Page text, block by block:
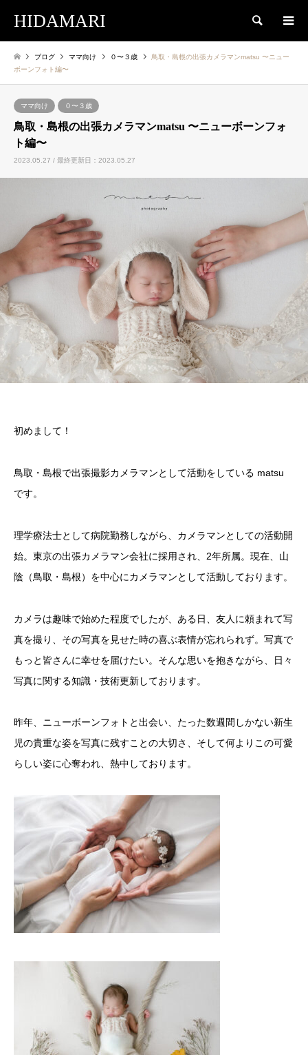
HIDAMARI 検索
ブログ ママ向け ０〜３歳
鳥取・島根の出張カメラマンmatsu 〜ニュー
ボーンフォト編〜
ママ向け ０〜３歳
鳥取・島根の出張カメラマンmatsu 〜ニューボーンフォ
ト編〜
2023.05.27 / 最終更新日：2023.05.27
初めまして！
鳥取・島根で出張撮影カメラマンとして活動をしている matsu
です。
理学療法士として病院勤務しながら、カメラマンとしての活動開
始。東京の出張カメラマン会社に採用され、2年所属。現在、山
陰（鳥取・島根）を中心にカメラマンとして活動しております。
カメラは趣味で始めた程度でしたが、ある日、友人に頼まれて写
真を撮り、その写真を見せた時の喜ぶ表情が忘れられず。写真で
もっと皆さんに幸せを届けたい。そんな思いを抱きながら、日々
写真に関する知識・技術更新しております。
昨年、ニューボーンフォトと出会い、たった数週間しかない新生
児の貴重な姿を写真に残すことの大切さ、そして何よりこの可愛
らしい姿に心奪われ、熱中しております。